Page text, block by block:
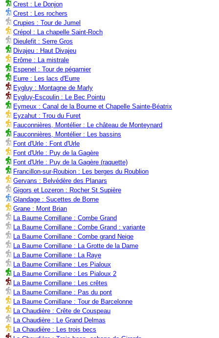
Crest : Le Donjon
Crest : Les rochers
Crupies : Tour de Jumel
Crépol : La chapelle Saint-Roch
Dieulefit : Serre Gros
Divajeu : Haut Divajeu
Erôme : La mistrale
Espenel : Tour de pégarnier
Eurre : Les lacs d'Eurre
Eygluy : Montagne de Marly
Eygluy-Escoulin : Le Bec Pointu
Eymeux : Canal de la Bourne et Chapelle Sainte-Béatrix
Eyzahut : Trou du Furet
Fauconnières, Montélier : Le château de Monteynard
Fauconnières, Montélier : Les bassins
Font d'Urle : Font d'Urle
Font d'Urle : Puy de la Gagère
Font d'Urle : Puy de la Gagère (raquette)
Francillon-sur-Roubion : Les berges du Roublion
Gervans : Belvédère des Planars
Gigors et Lozeron : Rocher St Supière
Glandage : Sucettes de Borne
Grane : Mont Brian
La Baume Cornillane : Combe Grand
La Baume Cornillane : Combe Grand : variante
La Baume Cornillane : Combe grand Neige
La Baume Cornillane : La Grotte de la Dame
La Baume Cornillane : La Raye
La Baume Cornillane : Les Pialoux
La Baume Cornillane : Les Pialoux 2
La Baume Cornillane : Les crêtes
La Baume Cornillane : Pas du pont
La Baume Cornillane : Tour de Barcelonne
La Chaudière : Crête de Couspeau
La Chaudière : Le Grand Delmas
La Chaudière : Les trois becs